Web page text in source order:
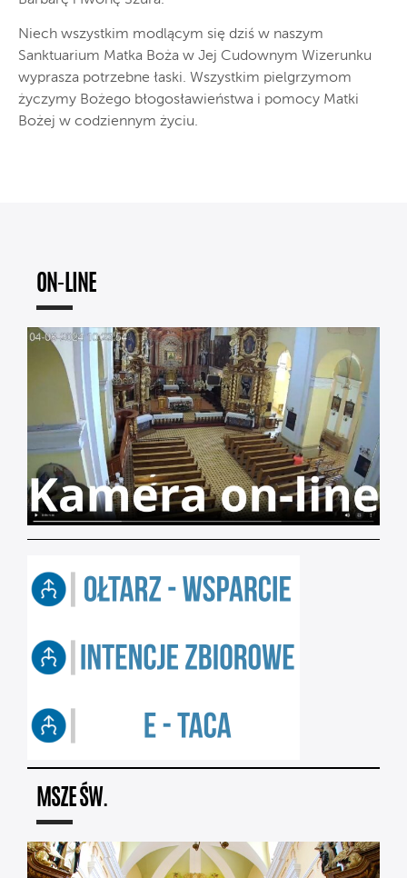
Niech wszystkim modlącym się dziś w naszym
Sanktuarium Matka Boża w Jej Cudownym Wizerunku
wyprasza potrzebne łaski. Wszystkim pielgrzymom
życzymy Bożego błogosławieństwa i pomocy Matki
Bożej w codziennym życiu.
ON-LINE
MSZE ŚW.